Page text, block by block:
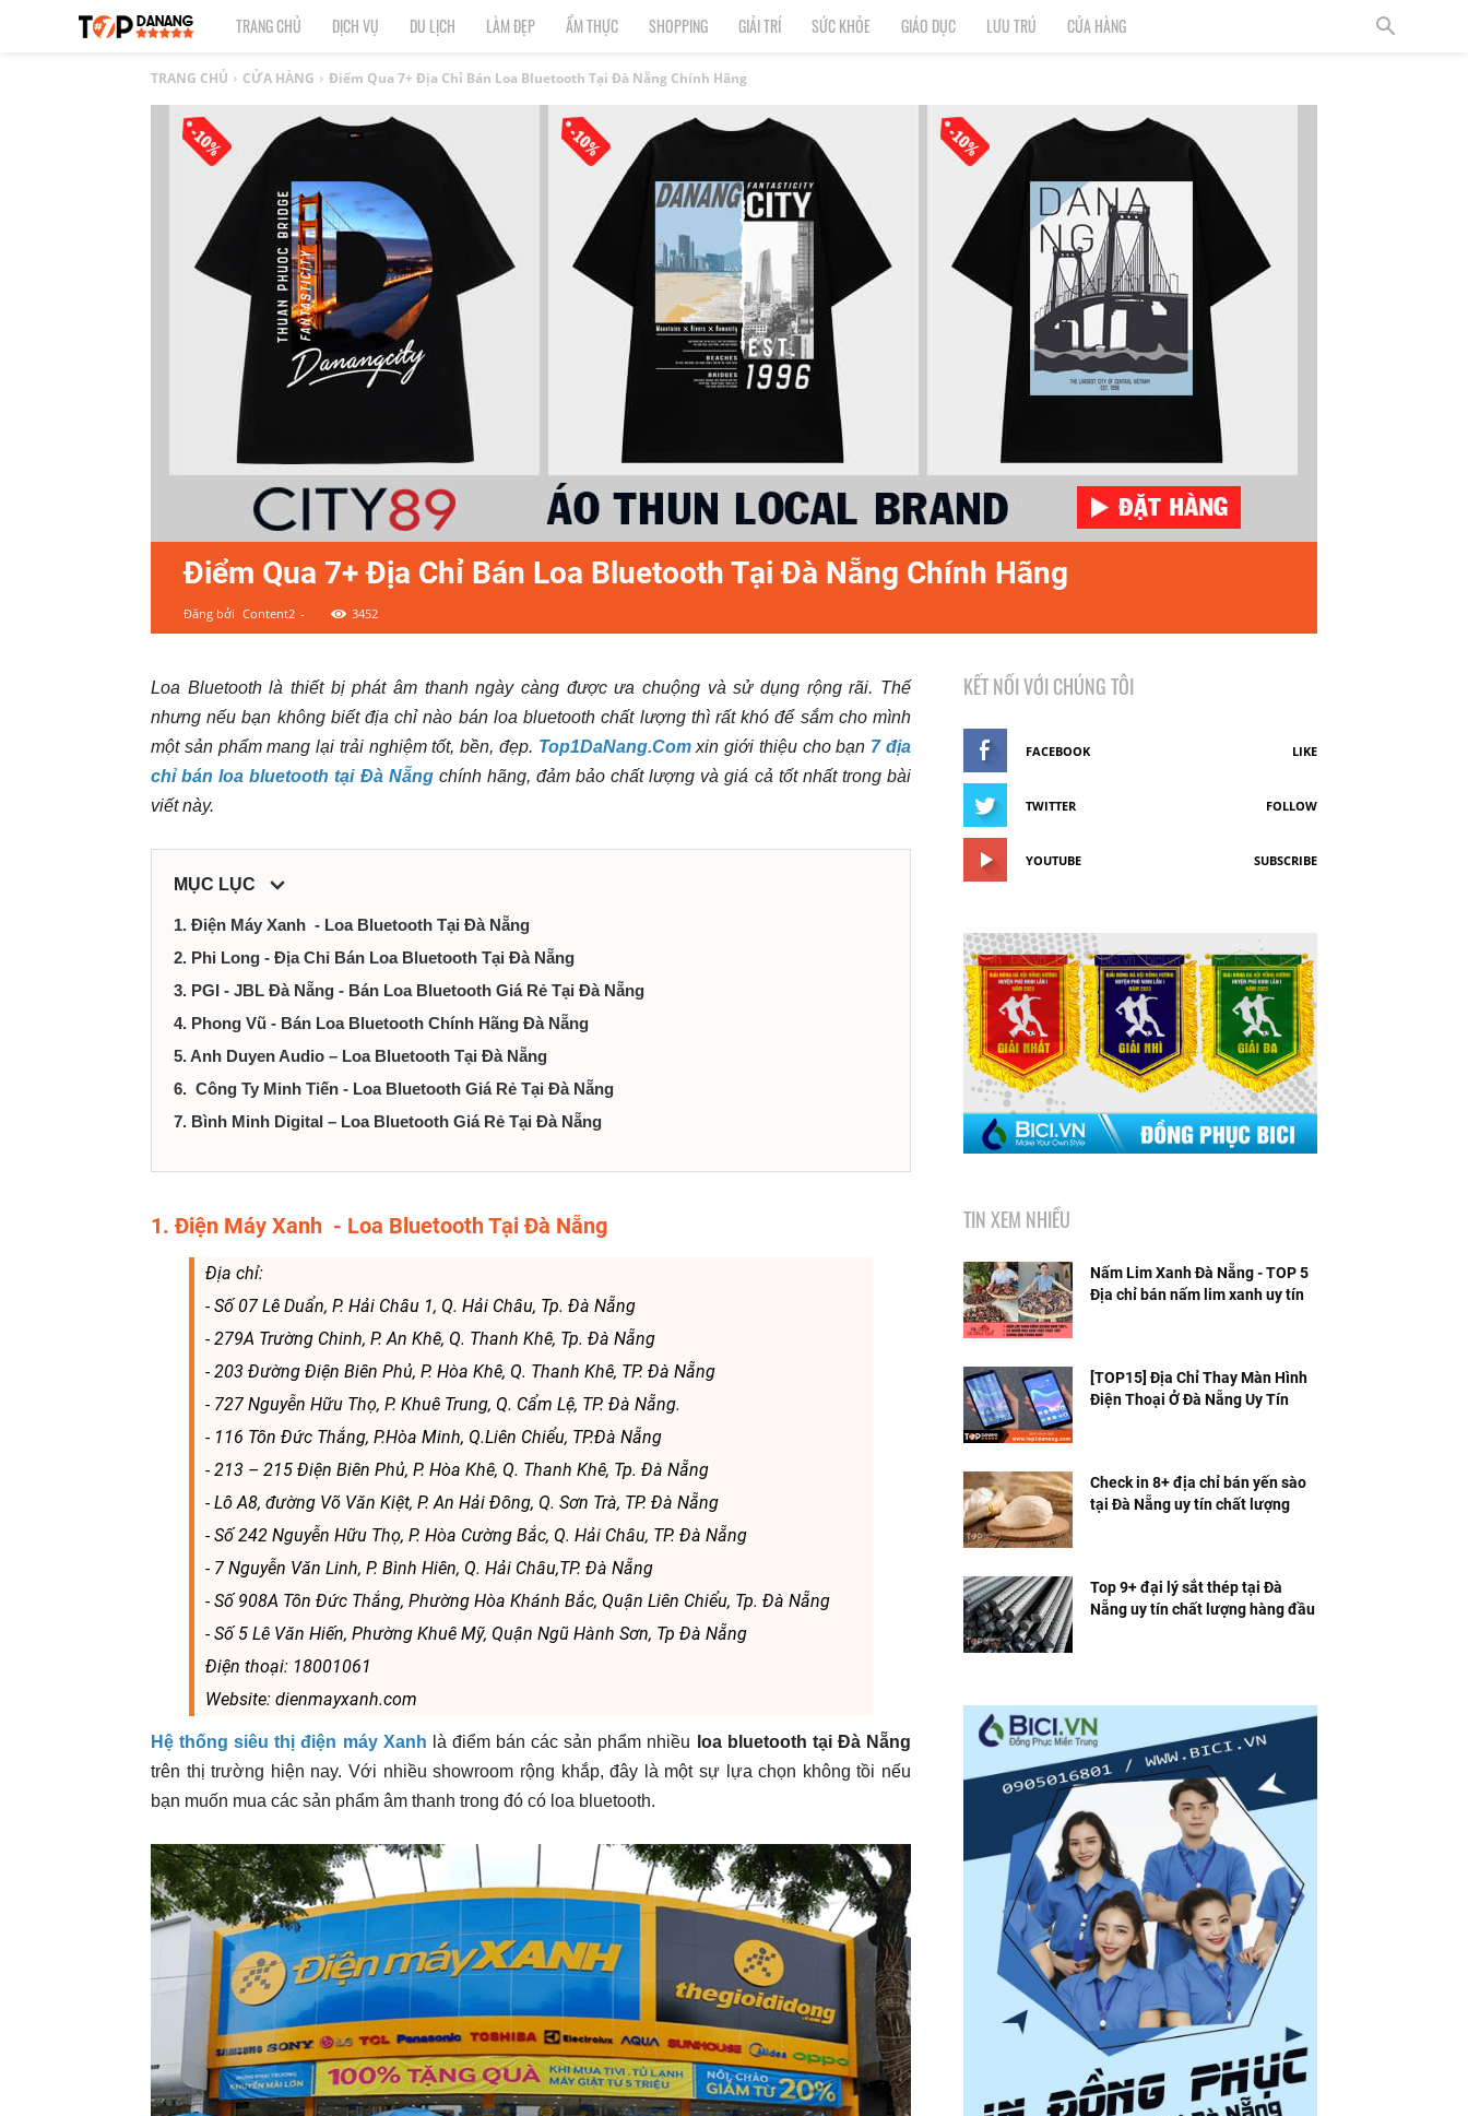
TOP
1
ĐÀ
NẴNG
|
Top
điểm,
công
shop,
tại
Đà
TRANG CHỦ DỊCH VỤ DU LỊCH LÀM ĐẸP ẨM THỰC SHOPPING GIẢI TRÍ SỨC KHỎE GIÁO DỤC LƯU TRÚ CỬA HÀNG
TRANG CHỦ CỬA HÀNG Điểm Qua 7+ Địa Chỉ Bán Loa Bluetooth Tại Đà Nẵng Chính Hãng
Điểm Qua 7+ Địa Chỉ Bán Loa Bluetooth Tại Đà Nẵng Chính Hãng
Đăng bởi Content2 - 3452
Loa Bluetooth là thiết bị phát âm thanh ngày càng được ưa chuộng và sử dụng rộng rãi. Thế
nhưng nếu bạn không biết địa chỉ nào bán loa bluetooth chất lượng thì rất khó để sắm cho mình
một sản phẩm mang lại trải nghiệm tốt, bền, đẹp. Top1DaNang.Comxin giới thiệu cho bạn 7 địa
chỉ bán loa bluetooth tại Đà Nẵng chính hãng, đảm bảo chất lượng và giá cả tốt nhất trong bài
viết này.
MỤC LỤC
1. Điện Máy Xanh - Loa Bluetooth Tại Đà Nẵng
2. Phi Long - Địa Chỉ Bán Loa Bluetooth Tại Đà Nẵng
3. PGI - JBL Đà Nẵng - Bán Loa Bluetooth Giá Rẻ Tại Đà Nẵng
4. Phong Vũ - Bán Loa Bluetooth Chính Hãng Đà Nẵng
5. Anh Duyen Audio – Loa Bluetooth Tại Đà Nẵng
6. Công Ty Minh Tiến - Loa Bluetooth Giá Rẻ Tại Đà Nẵng
7. Bình Minh Digital – Loa Bluetooth Giá Rẻ Tại Đà Nẵng
1. Điện Máy Xanh - Loa Bluetooth Tại Đà Nẵng
Địa chỉ:
- Số 07 Lê Duẩn, P. Hải Châu 1, Q. Hải Châu, Tp. Đà Nẵng
- 279A Trường Chinh, P. An Khê, Q. Thanh Khê, Tp. Đà Nẵng
- 203 Đường Điện Biên Phủ, P. Hòa Khê, Q. Thanh Khê, TP. Đà Nẵng
- 727 Nguyễn Hữu Thọ, P. Khuê Trung, Q. Cẩm Lệ, TP. Đà Nẵng.
- 116 Tôn Đức Thắng, P.Hòa Minh, Q.Liên Chiểu, TP.Đà Nẵng
- 213 – 215 Điện Biên Phủ, P. Hòa Khê, Q. Thanh Khê, Tp. Đà Nẵng
- Lô A8, đường Võ Văn Kiệt, P. An Hải Đông, Q. Sơn Trà, TP. Đà Nẵng
- Số 242 Nguyễn Hữu Thọ, P. Hòa Cường Bắc, Q. Hải Châu, TP. Đà Nẵng
- 7 Nguyễn Văn Linh, P. Bình Hiên, Q. Hải Châu,TP. Đà Nẵng
- Số 908A Tôn Đức Thắng, Phường Hòa Khánh Bắc, Quận Liên Chiểu, Tp. Đà Nẵng
- Số 5 Lê Văn Hiến, Phường Khuê Mỹ, Quận Ngũ Hành Sơn, Tp Đà Nẵng
Điện thoại: 18001061
Website: dienmayxanh.com
Hệ thống siêu thị điện máy Xanh là điểm bán các sản phẩm nhiều loa bluetooth tại Đà Nẵng
trên thị trường hiện nay. Với nhiều showroom rộng khắp, đây là một sự lựa chọn không tồi nếu
bạn muốn mua các sản phẩm âm thanh trong đó có loa bluetooth.
KẾT NỐI VỚI CHÚNG TÔI
FACEBOOK LIKE
TWITTER FOLLOW
YOUTUBE SUBSCRIBE
TIN XEM NHIỀU
Nấm Lim Xanh Đà Nẵng - TOP 5
Địa chỉ bán nấm lim xanh uy tín
[TOP15] Địa Chỉ Thay Màn Hình
Điện Thoại Ở Đà Nẵng Uy Tín
Check in 8+ địa chỉ bán yến sào
tại Đà Nẵng uy tín chất lượng
Top 9+ đại lý sắt thép tại Đà
Nẵng uy tín chất lượng hàng đầu